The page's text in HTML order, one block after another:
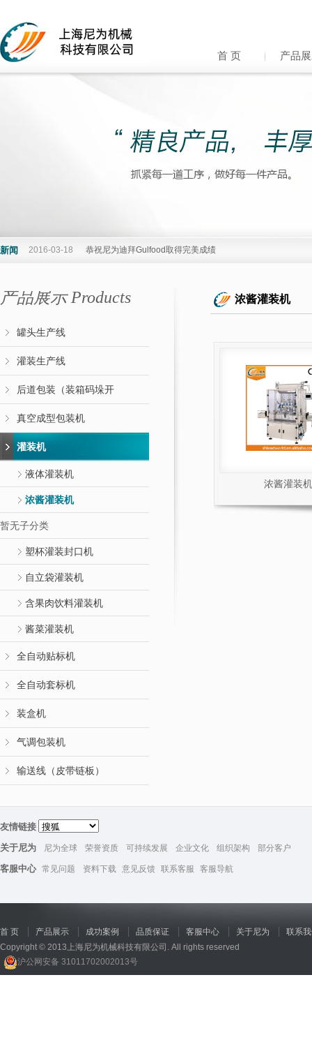
首 页 产品
新闻 2016-03-18 恭祝尼为迪拜Gulfood取得完美成绩
产品展示 Products
罐头生产线
灌装生产线
后道包装（装箱码垛开
真空成型包装机
灌装机
液体灌装机
浓酱灌装机
暂无子分类
塑杯灌装封口机
自立袋灌装机
含果肉饮料灌装机
酱菜灌装机
全自动贴标机
全自动套标机
装盒机
气调包装机
输送线（皮带链板）
浓酱灌装机
浓酱灌装机
友情链接
关于尼为
尼为全球 荣誉资质 可持续发展 企业文化 组织架构 部分客户
客服中心 常见问题 资料下载 意见反馈 联系客服 客服导航
首 页 产品展示 成功案例 品质保证 客服中心 关于尼为
联系
Copyright © 2013上海尼为机械科技有限公司. All rights reserved
沪公网安备 31011702002013号